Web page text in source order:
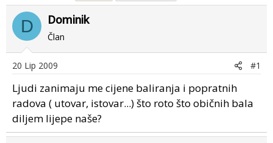
u
p
o
r
e
n
u
o
u
m
o
g
p
o
D Dominik
Član
20 Lip 2009 #1
Ljudi zanimaju me cijene baliranja i popratnih
radova ( utovar, istovar...) što roto što običnih bala
diljem lijepe naše?